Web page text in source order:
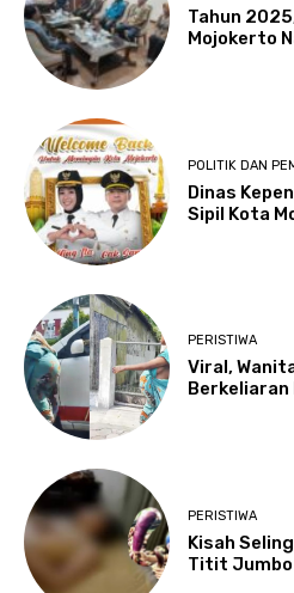
Tahun
Mojokerto
POLITIK DAN
Dinas
Sipil Kota
PERISTIWA
Viral,
Berkeliaran
PERISTIWA
Kisah
Titit Jumbo